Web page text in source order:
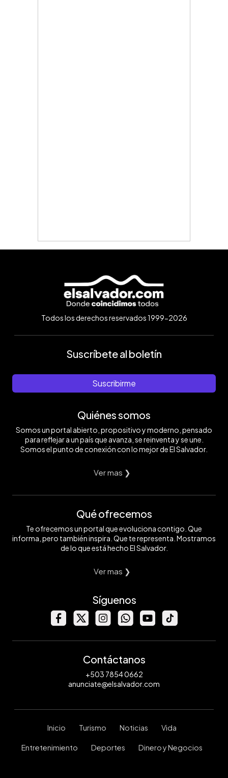
Todos los derechos reservados 1999-2026
Suscríbete al boletín
Suscribirme
Quiénes somos
Somos un portal abierto, propositivo y moderno, pensado
para reflejar a un país que avanza, se reinventa y se une.
Somos el punto de conexión con lo mejor de El Salvador.
Ver mas ❯
Qué ofrecemos
Te ofrecemos un portal que evoluciona contigo. Que
informa, pero también inspira. Que te representa. Mostramos
de lo que está hecho El Salvador.
Ver mas ❯
Síguenos
Contáctanos
+503 7854 0662
anunciate@elsalvador.com
Inicio Turismo Noticias Vida
Entretenimiento Deportes Dinero y Negocios